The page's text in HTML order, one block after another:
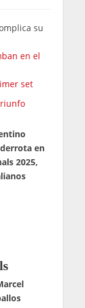
su
en el
set
en
2025,